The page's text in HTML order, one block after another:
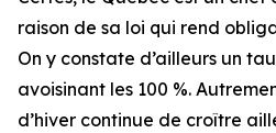
raison de sa loi qui rend
On y constate d’ailleurs un
avoisinant les 100 %.
d’hiver continue de croître